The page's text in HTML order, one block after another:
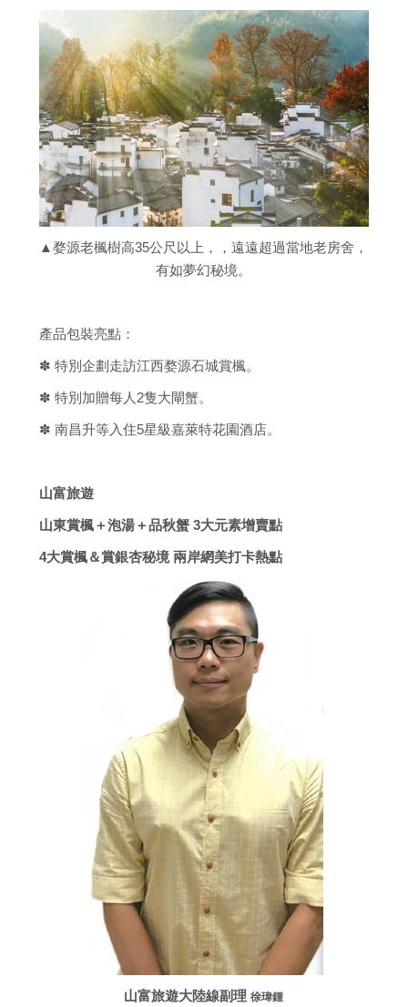
▲婺源老楓樹高35公尺以上，，遠遠超過當地老房舍，
有如夢幻秘境。
產品包裝亮點：
✽ 特別企劃走訪江西婺源石城賞楓。
✽ 特別加贈每人2隻大閘蟹。
✽ 南昌升等入住5星級嘉萊特花園酒店。
山富旅遊
山東賞楓＋泡湯＋品秋蟹 3大元素增賣點
4大賞楓＆賞銀杏秘境 兩岸網美打卡熱點
山富旅遊大陸線副理徐瑋鍾